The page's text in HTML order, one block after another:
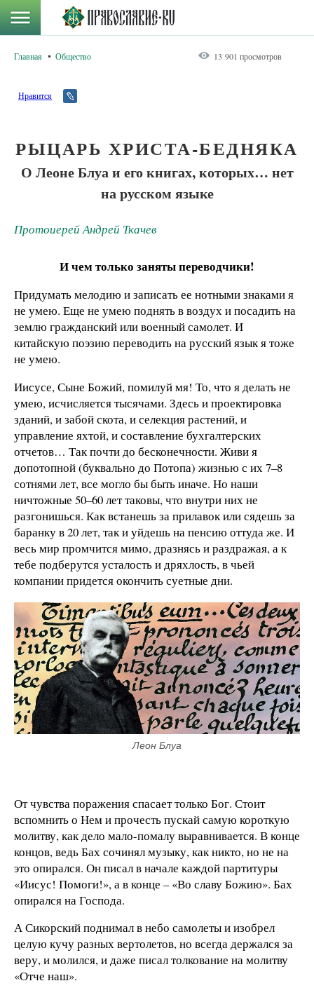
Главная Общество 13 901 просмотров
Нравится
РЫЦАРЬ ХРИСТА-БЕДНЯКА
О Леоне Блуа и его книгах, которых… нет
на русском языке
Протоиерей Андрей Ткачев
И чем только заняты переводчики!
Придумать мелодию и записать ее нотными знаками я
не умею. Еще не умею поднять в воздух и посадить на
землю гражданский или военный самолет. И
китайскую поэзию переводить на русский язык я тоже
не умею.
Иисусе, Сыне Божий, помилуй мя! То, что я делать не
умею, исчисляется тысячами. Здесь и проектировка
зданий, и забой скота, и селекция растений, и
управление яхтой, и составление бухгалтерских
отчетов… Так почти до бесконечности. Живи я
допотопной (буквально до Потопа) жизнью с их 7–8
сотнями лет, все могло бы быть иначе. Но наши
ничтожные 50–60 лет таковы, что внутри них не
разгонишься. Как встанешь за прилавок или сядешь за
баранку в 20 лет, так и уйдешь на пенсию оттуда же. И
весь мир промчится мимо, дразнясь и раздражая, а к
тебе подберутся усталость и дряхлость, в чьей
компании придется окончить суетные дни.
Леон Блуа
От чувства поражения спасает только Бог. Стоит
вспомнить о Нем и прочесть пускай самую короткую
молитву, как дело мало-помалу выравнивается. В конце
концов, ведь Бах сочинял музыку, как никто, но не на
это опирался. Он писал в начале каждой партитуры
«Иисус! Помоги!», а в конце – «Во славу Божию». Бах
опирался на Господа.
А Сикорский поднимал в небо самолеты и изобрел
целую кучу разных вертолетов, но всегда держался за
веру, и молился, и даже писал толкование на молитву
«Отче наш».